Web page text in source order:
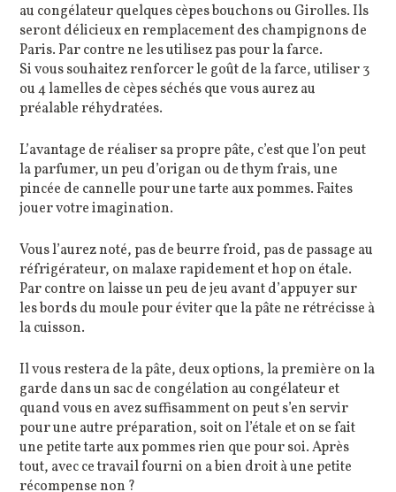
au congélateur quelques cèpes bouchons ou Girolles. Ils
seront délicieux en remplacement des champignons de
Paris. Par contre ne les utilisez pas pour la farce.
Si vous souhaitez renforcer le goût de la farce, utiliser 3
ou 4 lamelles de cèpes séchés que vous aurez au
préalable réhydratées.
L’avantage de réaliser sa propre pâte, c’est que l’on peut
la parfumer, un peu d’origan ou de thym frais, une
pincée de cannelle pour une tarte aux pommes. Faites
jouer votre imagination.
Vous l’aurez noté, pas de beurre froid, pas de passage au
réfrigérateur, on malaxe rapidement et hop on étale.
Par contre on laisse un peu de jeu avant d’appuyer sur
les bords du moule pour éviter que la pâte ne rétrécisse à
la cuisson.
Il vous restera de la pâte, deux options, la première on la
garde dans un sac de congélation au congélateur et
quand vous en avez suffisamment on peut s’en servir
pour une autre préparation, soit on l’étale et on se fait
une petite tarte aux pommes rien que pour soi. Après
tout, avec ce travail fourni on a bien droit à une petite
récompense non ?